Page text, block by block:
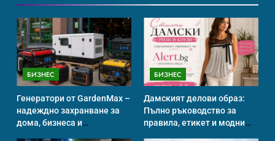
ИСТОРИЯ
Идеи за съвременен дизайн
ИСТОРИЯ
БИЗНЕС
Генератори от GardenMax –
надеждно захранване за
дома, бизнеса и
БИЗНЕС
Дамският делови образ:
Пълно ръководство за
правила, етикет и модни